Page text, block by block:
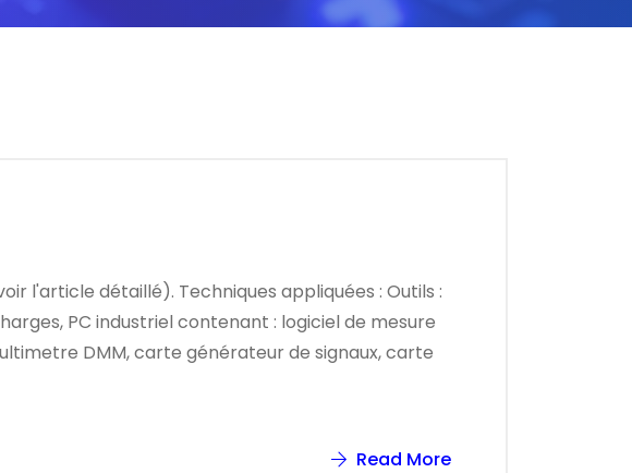
l'article détaillé). Techniques appliquées : Outils :
PC industriel contenant : logiciel de mesure
DMM, carte générateur de signaux, carte
Read More